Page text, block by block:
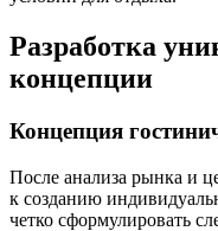
Разработка
концепции
Концепция
После анализа рынка и
к созданию
четко сформулировать